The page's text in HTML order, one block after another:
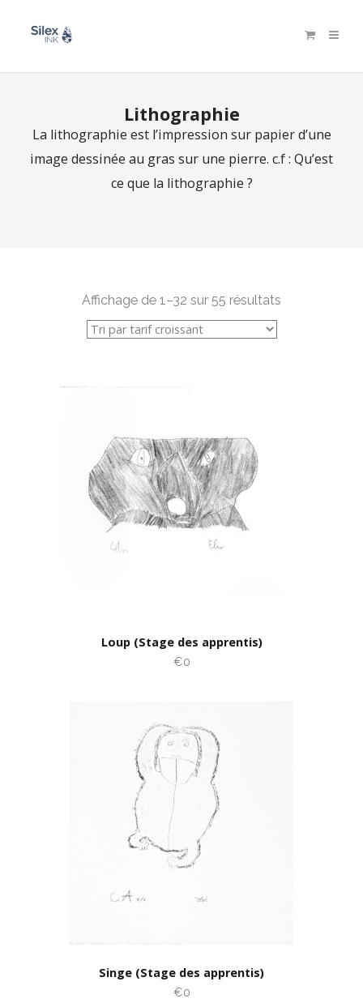
Lithographie
La lithographie est l’impression sur papier d’une
image dessinée au gras sur une pierre. c.f : Qu’est
ce que la lithographie ?
Affichage de 1–32 sur 55 résultats
Loup (Stage des apprentis)
€0
Singe (Stage des apprentis)
€0